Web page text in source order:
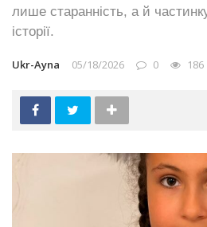
лише старанність, а й
історії.
Ukr-Ayna 05/18/2026 0 186